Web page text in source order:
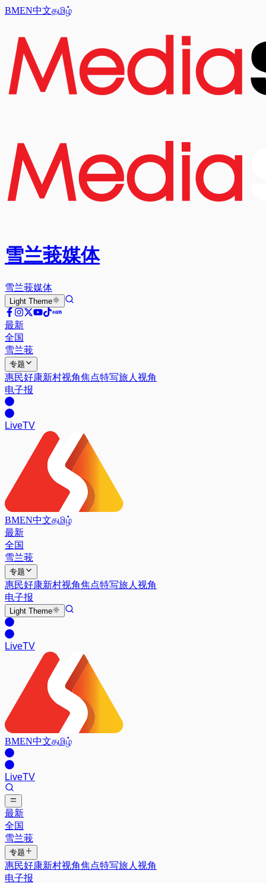
BMEN中文தமிழ்
雪兰莪媒体
雪兰莪媒体
Light Theme
最新
全国
雪兰莪
专题
惠民好康新村视角焦点特写旅人视角
电子报
LiveTV
BMEN中文தமிழ்
最新
全国
雪兰莪
专题
惠民好康新村视角焦点特写旅人视角
电子报
Light Theme
LiveTV
BMEN中文தமிழ்
LiveTV
最新
全国
雪兰莪
专题
惠民好康新村视角焦点特写旅人视角
电子报